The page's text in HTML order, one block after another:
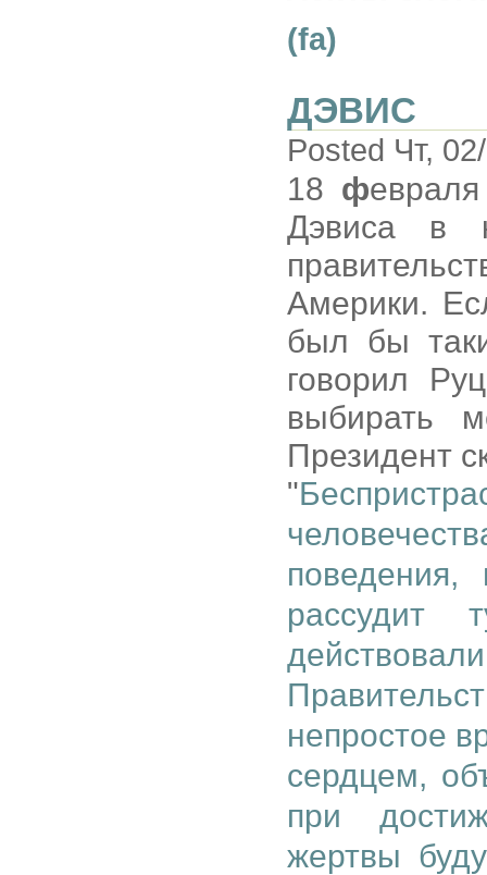
(fa)
ДЭВИС
Posted Чт,
18 ф
Дэвиса в
Америки.
был бы
говорил
выбирать
Президент
"
рассудит
непростое
сердцем,
при
жертвы